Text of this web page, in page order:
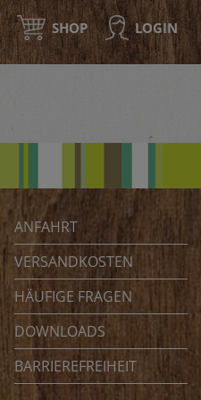
SHOP LOGIN
ANFAHRT
VERSANDKOSTEN
HÄUFIGE FRAGEN
DOWNLOADS
BARRIEREFREIHEIT